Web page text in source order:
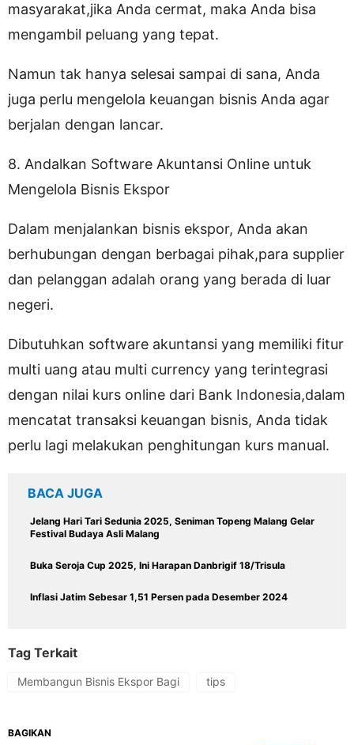
masyarakat,jika Anda cermat, maka Anda bisa
mengambil peluang yang tepat.
Namun tak hanya selesai sampai di sana, Anda
juga perlu mengelola keuangan bisnis Anda agar
berjalan dengan lancar.
8. Andalkan Software Akuntansi Online untuk
Mengelola Bisnis Ekspor
Dalam menjalankan bisnis ekspor, Anda akan
berhubungan dengan berbagai pihak,para supplier
dan pelanggan adalah orang yang berada di luar
negeri.
Dibutuhkan software akuntansi yang memiliki fitur
multi uang atau multi currency yang terintegrasi
dengan nilai kurs online dari Bank Indonesia,dalam
mencatat transaksi keuangan bisnis, Anda tidak
perlu lagi melakukan penghitungan kurs manual.
BACA JUGA
Jelang Hari Tari Sedunia 2025, Seniman Topeng Malang Gelar
Festival Budaya Asli Malang
Buka Seroja Cup 2025, Ini Harapan Danbrigif 18/Trisula
Inflasi Jatim Sebesar 1,51 Persen pada Desember 2024
Tag Terkait
Membangun Bisnis Ekspor Bagi tips
BAGIKAN